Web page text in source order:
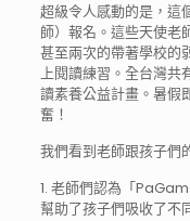
超級令人感動的是，這
師）報名。這些天使老
甚至兩次的帶著學校的
上閱讀練習。全台灣共
讀素養公益計畫。暑假
奮！
我們看到老師跟孩子們
1. 老師們認為「
幫助了孩子們吸收了不